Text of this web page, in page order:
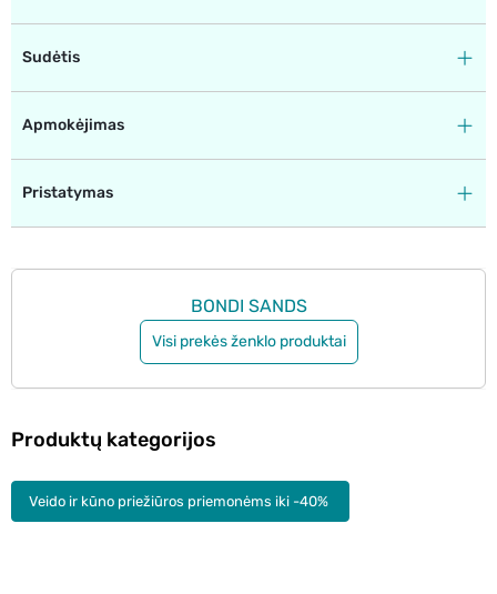
Sudėtis
Apmokėjimas
Pristatymas
BONDI SANDS
Visi prekės ženklo produktai
Produktų kategorijos
Veido ir kūno priežiūros priemonėms iki -40%